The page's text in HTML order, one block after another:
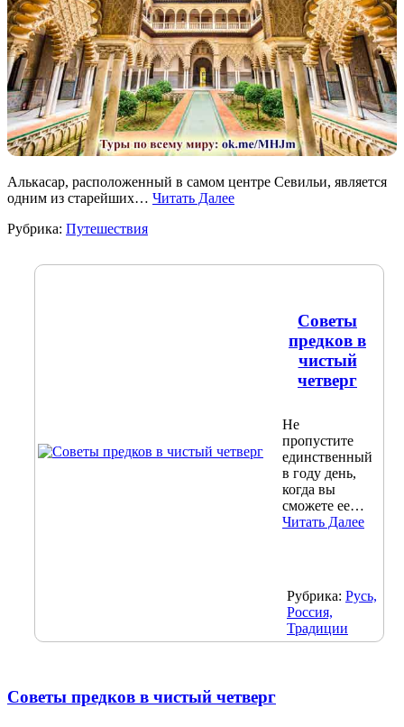
Алькасар, расположенный в самом центре Севильи, является
одним из старейших… Читать Далее
Рубрика: Путешествия
Советы
предков в
чистый
четверг
Не
пропустите
единственный
в году день,
когда вы
сможете ее…
Читать Далее
Рубрика: Русь,
Россия,
Традиции
Советы предков в чистый четверг